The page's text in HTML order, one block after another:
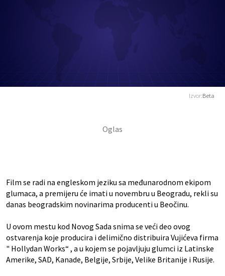
Izvor:Beta
Film se radi na engleskom jeziku sa međunarodnom ekipom
glumaca, a premijeru će imati u novembru u Beogradu, rekli su
danas beogradskim novinarima producenti u Beočinu.
U ovom mestu kod Novog Sada snima se veći deo ovog
ostvarenja koje producira i delimično distribuira Vujićeva firma
" Hollydan Works“ , a u kojem se pojavljuju glumci iz Latinske
Amerike, SAD, Kanade, Belgije, Srbije, Velike Britanije i Rusije.